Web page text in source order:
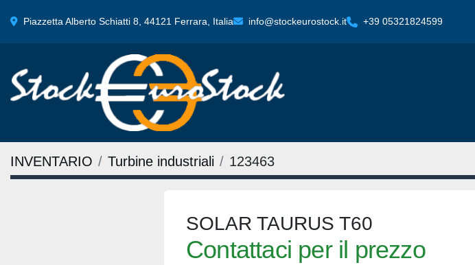
Piazzetta Alberto Schiatti 8, 44121 Ferrara, Italia info@stockeurostock.it +39 05321824599
INVENTARIO Turbine industriali 123463
SOLAR TAURUS T60
Contattaci per il prezzo